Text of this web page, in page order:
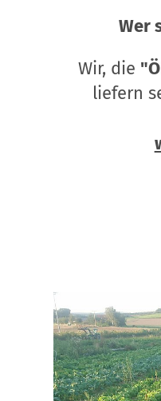
Wer
Wir, die
liefern